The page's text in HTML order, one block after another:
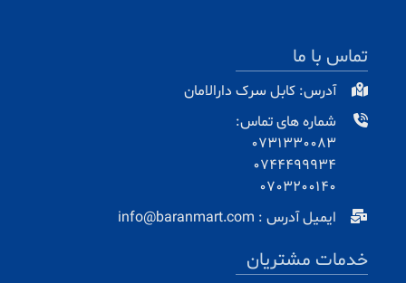
تماس با ما
آدرس: کابل سرک دارالامان
شماره های تماس:
0731330083
0744499934
0703200140
ایمیل آدرس : info@baranmart.com
خدمات مشتریان